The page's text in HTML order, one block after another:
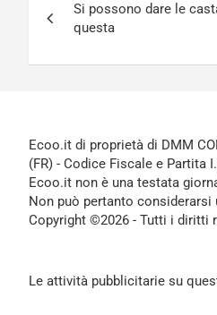
articoli
Si possono dare le
questa
Ecoo.it di proprietà di DMM
(FR) - Codice Fiscale e Partita
Ecoo.it non è una testata
Non può pertanto considerarsi
Copyright ©2026 - Tutti i diritti
Le attività pubblicitarie su